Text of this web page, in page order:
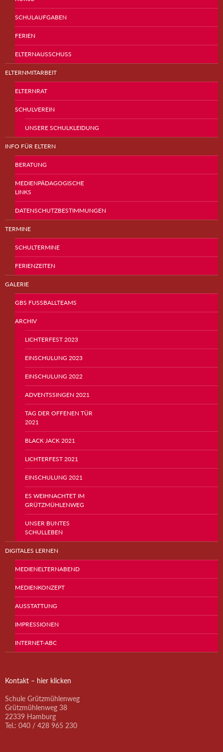
SCHULAUFGABEN
FERIEN
ELTERNAUSSCHUSS
ELTERNMITARBEIT
ELTERNRAT
SCHULVEREIN
UNSERE SCHULKLEIDUNG
INFO FÜR ELTERN
BERATUNG
MEDIENPÄDAGOGISCHE
LINKS
DATENSCHUTZBESTIMMUNGEN
TERMINE
SCHULTERMINE
FERIENZEITEN
GALERIE
GBS FUSSBALLTEAMS
ARCHIV
LICHTERFEST 2023
EINSCHULUNG 2023
EINSCHULUNG 2022
ADVENTSSINGEN 2021
TAG DER OFFENEN TÜR
2021
BLACK JACK 2021
LICHTERFEST 2021
EINSCHULUNG 2021
ES WEIHNACHTET IM
GRÜTZMÜHLENWEG
UNSER BUNTES
SCHULLEBEN
DIGITALES LERNEN
MEDIENELTERNABEND
MEDIENKONZEPT
AUSSTATTUNG
IMPRESSIONEN
INTERNET-ABC
Kontakt – hier klicken
Schule Grützmühlenweg
Grützmühlenweg 38
22339 Hamburg
Tel.: 040 / 428 965 230